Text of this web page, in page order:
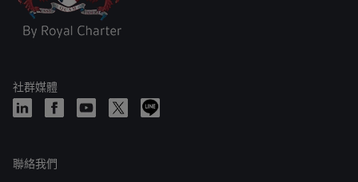
社群媒體
聯絡我們